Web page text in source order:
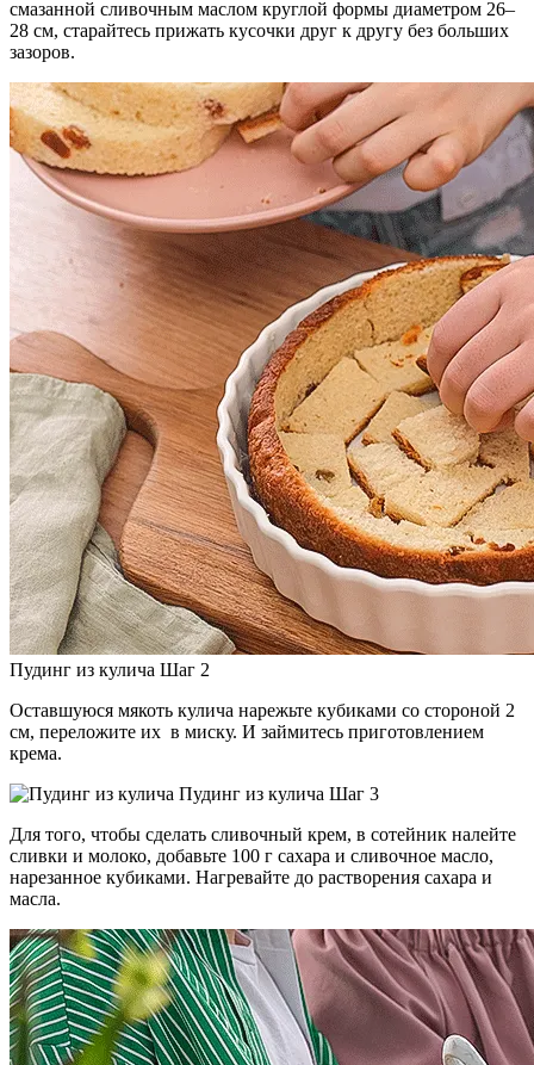
смазанной сливочным маслом круглой формы диаметром 26–
28 см, старайтесь прижать кусочки друг к другу без больших
зазоров.
Пудинг из кулича Шаг 2
Оставшуюся мякоть кулича нарежьте кубиками со стороной 2
см, переложите их в миску. И займитесь приготовлением
крема.
Пудинг из кулича Шаг 3
Для того, чтобы сделать сливочный крем, в сотейник налейте
сливки и молоко, добавьте 100 г сахара и сливочное масло,
нарезанное кубиками. Нагревайте до растворения сахара и
масла.